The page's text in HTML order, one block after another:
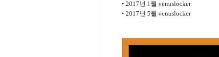
• 2017년 1월 venuslocker
• 2017년 5월 venuslocker